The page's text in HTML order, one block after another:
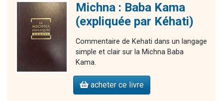
Michna : Baba Kama
(expliquée par Kéhati)
Commentaire de Kehati dans un langage
simple et clair sur la Michna Baba
Kama.
acheter ce livre